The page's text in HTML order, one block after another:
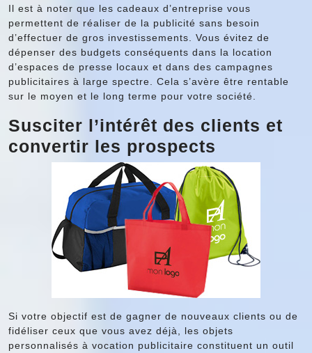
Il est à noter que les cadeaux d’entreprise vous
permettent de réaliser de la publicité sans besoin
d’effectuer de gros investissements. Vous évitez de
dépenser des budgets conséquents dans la location
d’espaces de presse locaux et dans des campagnes
publicitaires à large spectre. Cela s’avère être rentable
sur le moyen et le long terme pour votre société.
Susciter l’intérêt des clients et
convertir les prospects
Si votre objectif est de gagner de nouveaux clients ou de
fidéliser ceux que vous avez déjà, les objets
personnalisés à vocation publicitaire constituent un outil